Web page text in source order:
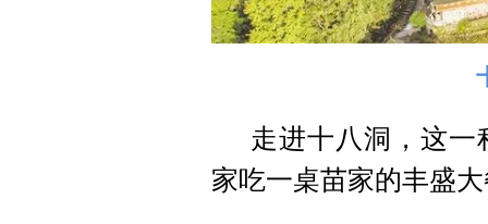
走进十八洞，这
家吃一桌苗家的丰盛